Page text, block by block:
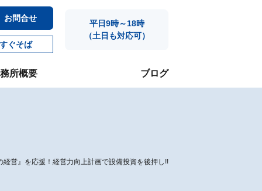
お問合せ
ぐそば
平日9時～18時
（土日も対応可）
所概要 ブログ
経営』を応援！経営力向上計画で設備投資を後押し!!